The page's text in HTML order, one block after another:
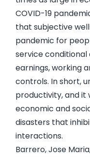
COVID-19
that subjective
pandemic for
service
earnings, working
controls. In short,
productivity, and
economic and
disasters that
interactions.
Barrero, Jose